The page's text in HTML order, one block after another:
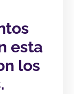
esta
los